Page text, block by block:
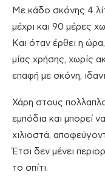
Με κάδο σκόνης 4
μέχρι και 90 μέρες
Και όταν έρθει η
μίας χρήσης, χωρίς
επαφή με σκόνη,
Χάρη στους
εμπόδια και μπορεί
χιλιοστά,
Έτσι δεν μένει
το σπίτι.